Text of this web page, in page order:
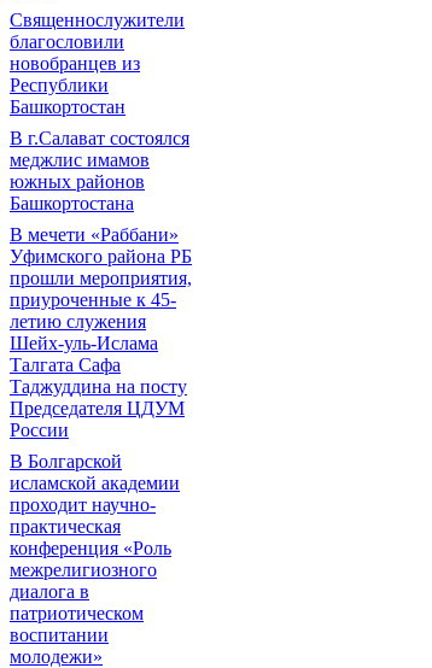
Священнослужители
благословили
новобранцев из
Республики
Башкортостан
В г.Салават состоялся
меджлис имамов
южных районов
Башкортостана
В мечети «Раббани»
Уфимского района РБ
прошли мероприятия,
приуроченные к 45-
летию служения
Шейх-уль-Ислама
Талгата Сафа
Таджуддина на посту
Председателя ЦДУМ
России
В Болгарской
исламской академии
проходит научно-
практическая
конференция «Роль
межрелигиозного
диалога в
патриотическом
воспитании
молодежи»